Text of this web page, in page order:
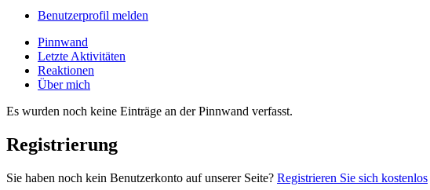
Benutzerprofil melden
Pinnwand
Letzte Aktivitäten
Reaktionen
Über mich
Es wurden noch keine Einträge an der Pinnwand verfasst.
Registrierung
Sie haben noch kein Benutzerkonto auf unserer Seite? Registrieren Sie sich kostenlos